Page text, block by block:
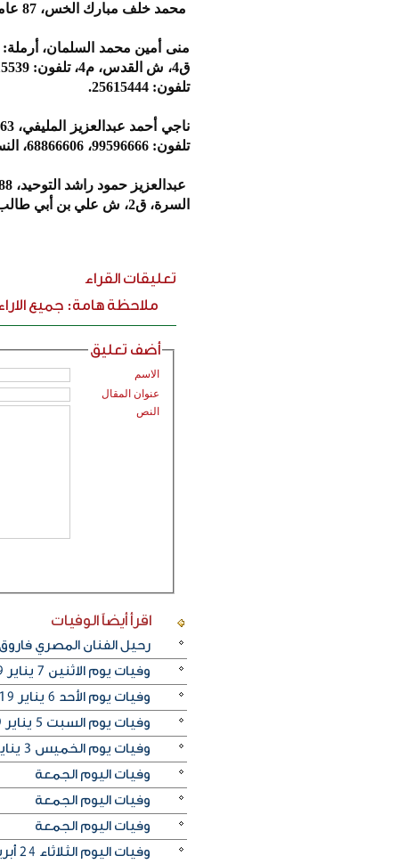
محمد خلف مبارك الخس، 87 عاما، (يشيع التاسعة صباح غد الأربعاء)، العارضية، ق2، ش1، م42، تلفون: 99422279.
ق4، ش القدس، م4، تلفون: 24815539، النساء: الرميثية، ش شاهين الغانم، م19،
تلفون: 25615444.
تلفون: 99596666، 68866606، النساء: السلام، ق2، ش219، م32، تلفون: 65005622.
عبدالعزيز حمود راشد التوحيد، 88 عاما، (يشيع بعد صلاة عصر غد الأربعاء)، الرجال: ديوان التوحيد،
السرة، ق2، ش علي بن أبي طالب، تلفون: 51616198، النساء: الروضة، ق5، ش مشاري عبدالله الروضان، م10.
تعليقات القراء
ملاحظة هامة: جميع
أضف تعليق
الاسم
عنوان المقال
النص
اقرأ أيضاًالوفيات
رحيل الفنان المصري
وفيات يوم الاثنين 7 يناير 2019
وفيات يوم الأحد 6 يناير 2019
وفيات يوم السبت 5 يناير 2019
وفيات يوم الخميس 3 يناير 2019
وفيات اليوم الجمعة
وفيات اليوم الجمعة
وفيات اليوم الجمعة
وفيات اليوم الثلاثاء 24 أبريل 2018